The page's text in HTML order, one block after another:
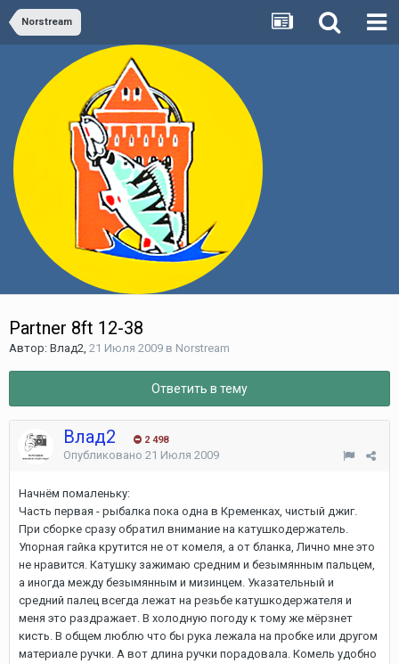
Norstream
Partner 8ft 12-38
Автор: Влад2, 21 Июля 2009 в Norstream
Ответить в тему
Влад2 2 498
Опубликовано 21 Июля 2009
Начнём помаленьку:
Часть первая - рыбалка пока одна в Кременках, чистый джиг.
При сборке сразу обратил внимание на катушкодержатель.
Упорная гайка крутится не от комеля, а от бланка, Лично мне это
не нравится. Катушку зажимаю средним и безымянным пальцем,
а иногда между безымянным и мизинцем. Указательный и
средний палец всегда лежат на резьбе катушкодержателя и
меня это раздражает. В холодную погоду к тому же мёрзнет
кисть. В общем люблю что бы рука лежала на пробке или другом
материале ручки. А вот длина ручки порадовала. Комель удобно